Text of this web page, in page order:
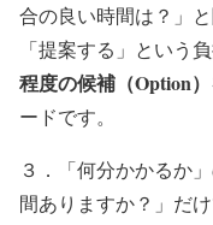
合の良い時間は？」
「提案する」という
程度の候補（Option
ードです。
３．「何分かかるか
間ありますか？」だけ